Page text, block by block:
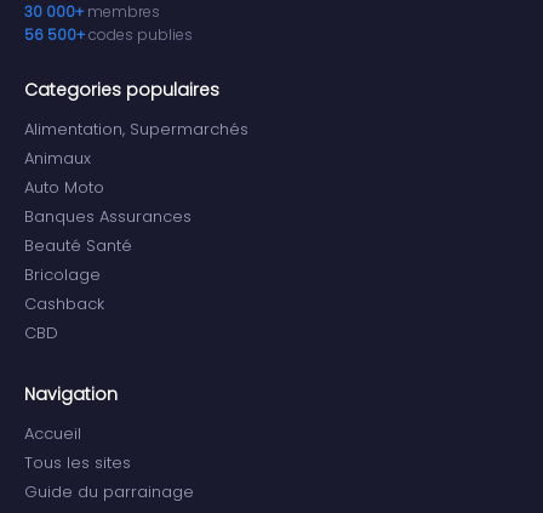
30 000+ membres
56 500+codes publies
Categories populaires
Alimentation, Supermarchés
Animaux
Auto Moto
Banques Assurances
Beauté Santé
Bricolage
Cashback
CBD
Navigation
Accueil
Tous les sites
Guide du parrainage